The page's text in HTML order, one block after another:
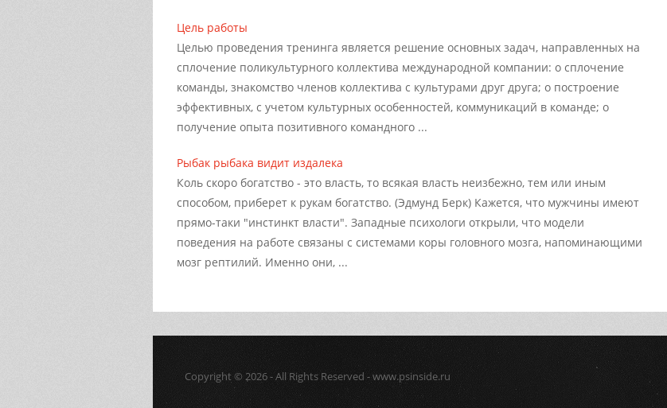
Цель работы
Целью проведения тренинга является решение основных задач, направленных на
сплочение поликультурного коллектива международной компании: o сплочение
команды, знакомство членов коллектива с культурами друг друга; o построение
эффективных, с учетом культурных особенностей, коммуникаций в команде; o
получение опыта позитивного командного ...
Рыбак рыбака видит издалека
Коль скоро богатство - это власть, то всякая власть неизбежно, тем или иным
способом, приберет к рукам богатство. (Эдмунд Берк) Кажется, что мужчины имеют
прямо-таки "инстинкт власти". Западные психологи открыли, что модели
поведения на работе связаны с системами коры головного мозга, напоминающими
мозг рептилий. Именно они, ...
Copyright © 2026 - All Rights Reserved - www.psinside.ru